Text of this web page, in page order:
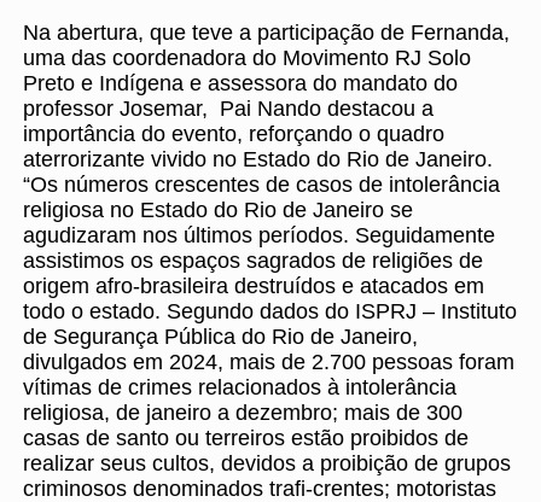
Na abertura, que teve a participação de Fernanda,
uma das coordenadora do Movimento RJ Solo
Preto e Indígena e assessora do mandato do
professor Josemar, Pai Nando destacou a
importância do evento, reforçando o quadro
aterrorizante vivido no Estado do Rio de Janeiro.
“Os números crescentes de casos de intolerância
religiosa no Estado do Rio de Janeiro se
agudizaram nos últimos períodos. Seguidamente
assistimos os espaços sagrados de religiões de
origem afro-brasileira destruídos e atacados em
todo o estado. Segundo dados do ISPRJ – Instituto
de Segurança Pública do Rio de Janeiro,
divulgados em 2024, mais de 2.700 pessoas foram
vítimas de crimes relacionados à intolerância
religiosa, de janeiro a dezembro; mais de 300
casas de santo ou terreiros estão proibidos de
realizar seus cultos, devidos a proibição de grupos
criminosos denominados trafi-crentes; motoristas